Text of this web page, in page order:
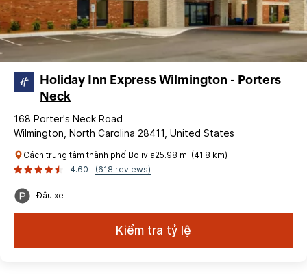
Holiday Inn Express Wilmington - Porters
Neck
168 Porter's Neck Road
Wilmington, North Carolina 28411, United States
Cách trung tâm thành phố Bolivia25.98 mi (41.8 km)
4.60
(618 reviews)
Đậu xe
Kiểm tra tỷ lệ